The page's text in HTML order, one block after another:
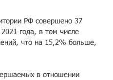
РФ совершено 37
года, в том числе
что на 15,2% больше,
в отношении